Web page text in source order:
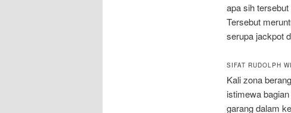
apa sih
Tersebut
serupa jackpot
SIFAT RUDOLPH
Kali zona
istimewa
garang dalam